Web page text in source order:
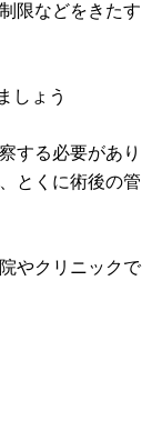
限などをきたす
しょう
する必要があり
とくに術後の管
やクリニックで